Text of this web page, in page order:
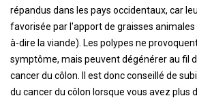
répandus dans les pays occidentaux, car
favorisée par l'apport de graisses
à-dire la viande). Les polypes ne
symptôme, mais peuvent dégénérer au fil
cancer du côlon. Il est donc conseillé de
du cancer du côlon lorsque vous avez plus